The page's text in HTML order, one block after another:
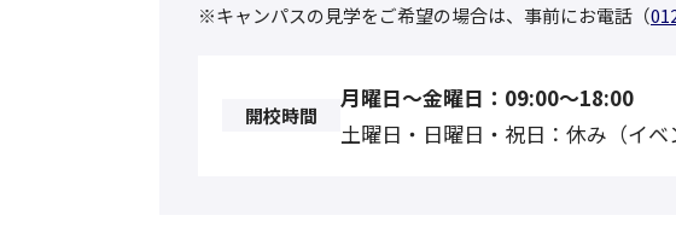
※キャンパスの見学をご希望の場合は、事前にお電話（
開校時間
月曜日〜金曜日：09:00〜18:00
土曜日・日曜日・祝日：休み（イベ